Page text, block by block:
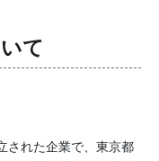
て
された企業で、東京都